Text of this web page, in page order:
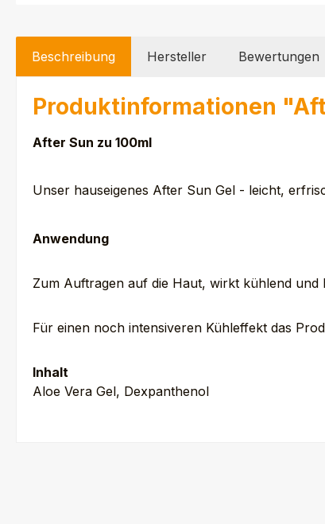
Beschreibung Hersteller Bewertungen
Produktinformationen
After Sun zu 100ml
Unser hauseigenes After Sun Gel - leicht,
Anwendung
Zum Auftragen auf die Haut, wirkt kühlend und
Für einen noch intensiveren Kühleffekt das
Inhalt
Aloe Vera Gel, Dexpanthenol